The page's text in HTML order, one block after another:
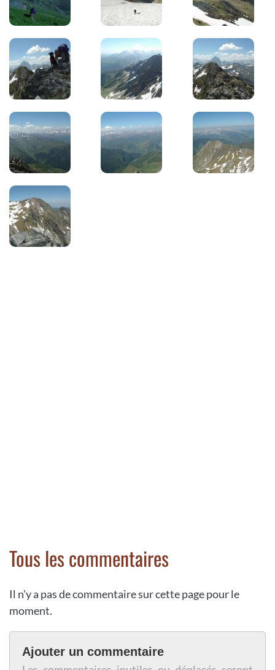
Tous les commentaires
Il n'y a pas de commentaire sur cette page pour le
moment.
Ajouter un commentaire